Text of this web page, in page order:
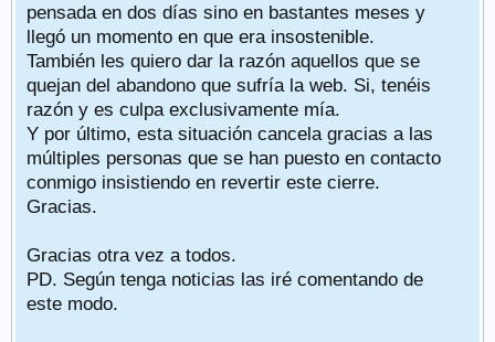
pensada en dos días sino en bastantes meses y
llegó un momento en que era insostenible.
También les quiero dar la razón aquellos que se
quejan del abandono que sufría la web. Si, tenéis
razón y es culpa exclusivamente mía.
Y por último, esta situación cancela gracias a las
múltiples personas que se han puesto en contacto
conmigo insistiendo en revertir este cierre.
Gracias.
Gracias otra vez a todos.
PD. Según tenga noticias las iré comentando de
este modo.